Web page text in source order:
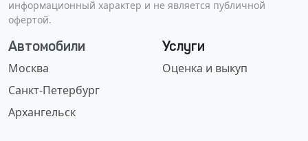
информационный характер и не является публичной
офертой.
Автомобили
Москва
Санкт-Петербург
Архангельск
Услуги
Оценка и выкуп